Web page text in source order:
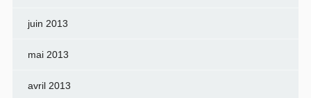
juin 2013
mai 2013
avril 2013